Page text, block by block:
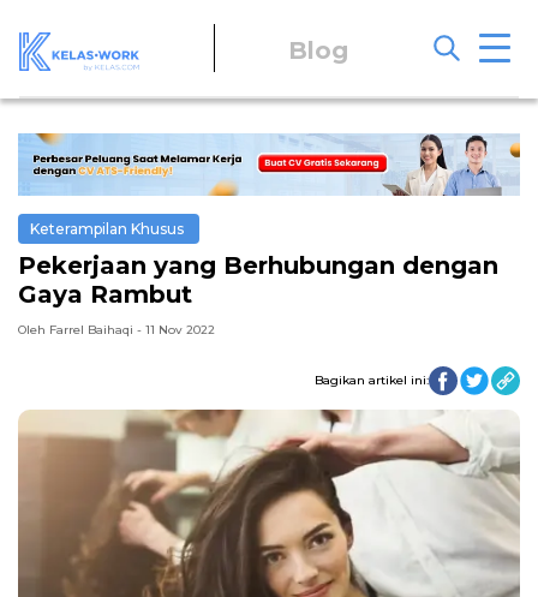
Blog
Keterampilan Khusus
Pekerjaan yang Berhubungan dengan
Gaya Rambut
Oleh Farrel Baihaqi - 11 Nov 2022
Bagikan artikel ini: